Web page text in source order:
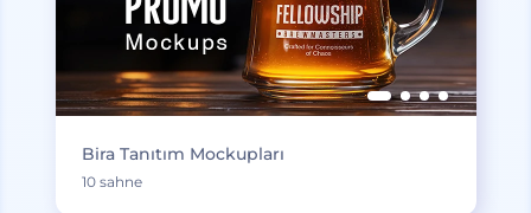
Bira Tanıtım Mockupları
10 sahne